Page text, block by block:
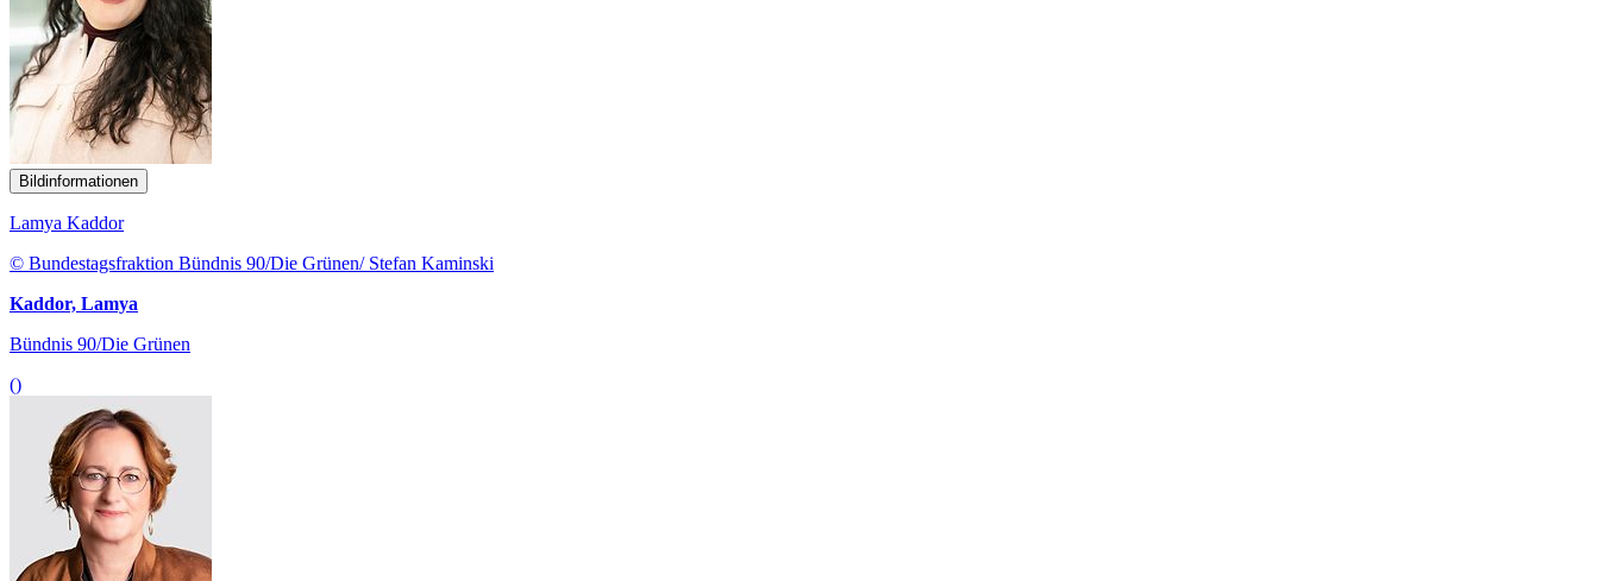
Bildinformationen
Lamya Kaddor
© Bundestagsfraktion Bündnis 90/Die Grünen/ Stefan Kaminski
Kaddor, Lamya
Bündnis 90/Die Grünen
()